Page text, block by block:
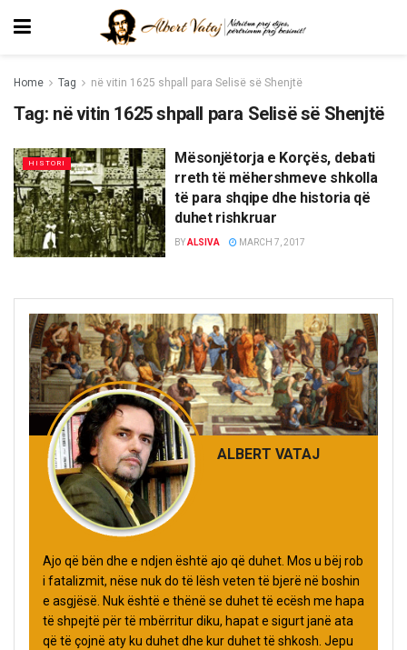
Home Tag në vitin 1625 shpall para Selisë së Shenjtë
Tag: në vitin 1625 shpall para Selisë së Shenjtë
HISTORI
Mësonjëtorja e Korçës, debati
rreth të mëhershmeve shkolla
të para shqipe dhe historia që
duhet rishkruar
BYALSIVA MARCH 7, 2017
ALBERT VATAJ
Ajo që bën dhe e ndjen është ajo që duhet. Mos u bëj rob
i fatalizmit, nëse nuk do të lësh veten të bjerë në boshin
e asgjësë. Nuk është e thënë se duhet të ecësh me hapa
të shpejtë për të mbërritur diku, hapat e sigurt janë ata
që të çojnë aty ku duhet dhe kur duhet të shkosh. Jepu